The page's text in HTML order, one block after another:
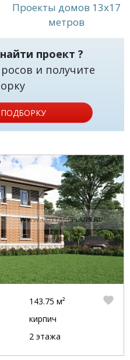
Проекты домов 13x17
метров
проект ?
и получите
143.75 м²
кирпич
2 этажа